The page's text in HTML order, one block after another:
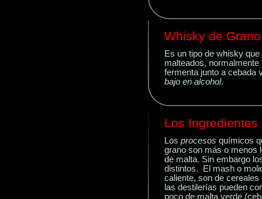
Whisky de Grano
Es un tipo de whisky
malteados,
fermenta junto a cebada
bajo en alcohol.
Los
Losprocesos químicos
grano son más o menos
de malta. Sin embargo
distintos. El mash o
caliente, son de
las destilerías pueden
poco de malta verde